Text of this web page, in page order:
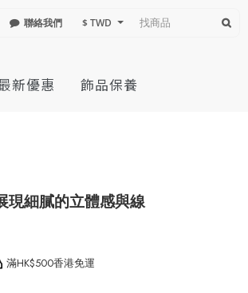
聯絡我們 $ TWD
新優惠 飾品保養
現細膩的立體感與線
滿HK$500香港免運